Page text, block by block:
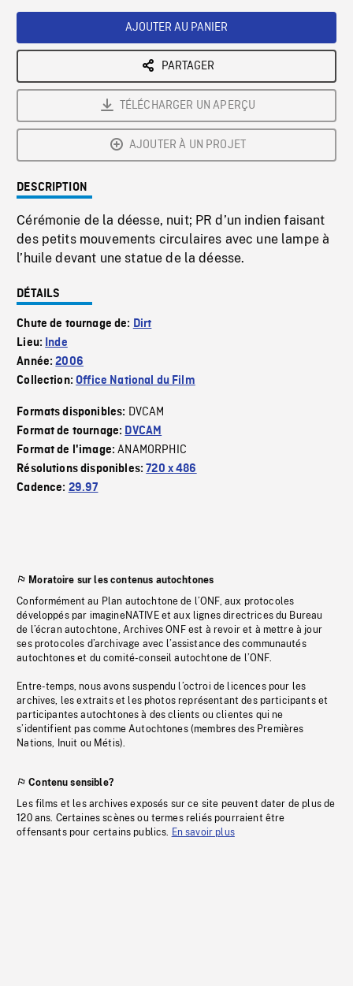
AJOUTER AU PANIER
PARTAGER
TÉLÉCHARGER UN APERÇU
AJOUTER À UN PROJET
DESCRIPTION
Cérémonie de la déesse, nuit; PR d’un indien faisant
des petits mouvements circulaires avec une lampe à
l’huile devant une statue de la déesse.
DÉTAILS
Chute de tournage de: Dirt
Lieu: Inde
Année:2006
Collection:Office National du Film
Formats disponibles: DVCAM
Format de tournage: DVCAM
Format de l'image:ANAMORPHIC
Résolutions disponibles:720 x 486
Cadence: 29.97
Moratoire sur les contenus autochtones
Conformément au Plan autochtone de l’ONF, aux protocoles
développés par imagineNATIVE et aux lignes directrices du Bureau
de l’écran autochtone, Archives ONF est à revoir et à mettre à jour
ses protocoles d’archivage avec l’assistance des communautés
autochtones et du comité-conseil autochtone de l’ONF.
Entre-temps, nous avons suspendu l’octroi de licences pour les
archives, les extraits et les photos représentant des participants et
participantes autochtones à des clients ou clientes qui ne
s’identifient pas comme Autochtones (membres des Premières
Nations, Inuit ou Métis).
Contenu sensible?
Les films et les archives exposés sur ce site peuvent dater de plus de
120 ans. Certaines scènes ou termes reliés pourraient être
offensants pour certains publics. En savoir plus